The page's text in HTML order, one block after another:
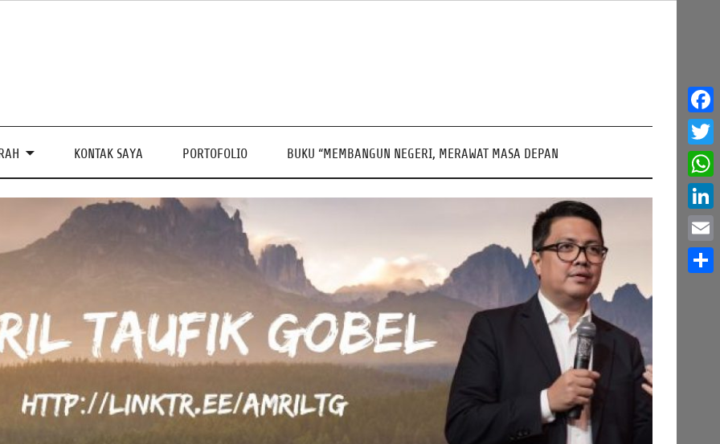
KONTAK SAYA PORTOFOLIO BUKU “MEMBANGUN NEGERI, MERAWAT MASA DEPAN
Email